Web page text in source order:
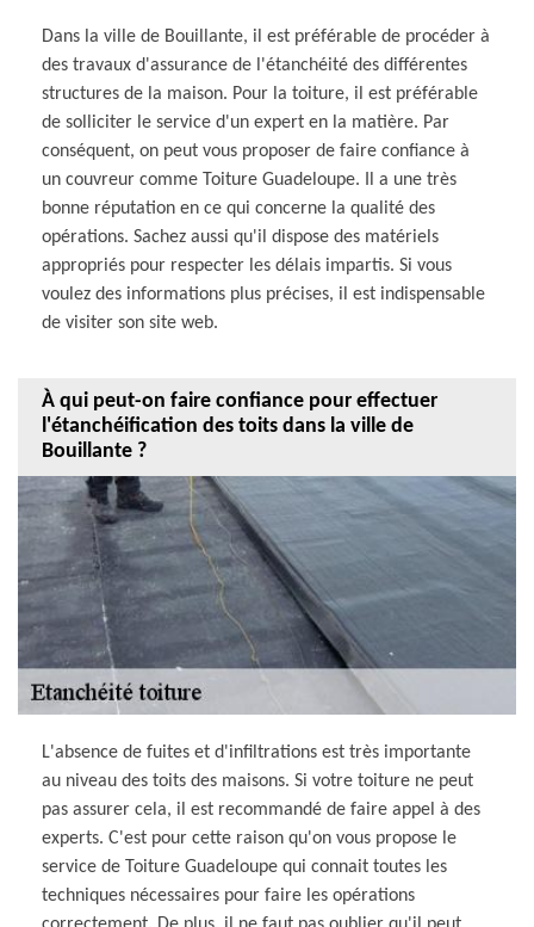
Dans la ville de Bouillante, il est préférable de procéder à
des travaux d'assurance de l'étanchéité des différentes
structures de la maison. Pour la toiture, il est préférable
de solliciter le service d'un expert en la matière. Par
conséquent, on peut vous proposer de faire confiance à
un couvreur comme Toiture Guadeloupe. Il a une très
bonne réputation en ce qui concerne la qualité des
opérations. Sachez aussi qu'il dispose des matériels
appropriés pour respecter les délais impartis. Si vous
voulez des informations plus précises, il est indispensable
de visiter son site web.
À qui peut-on faire confiance pour effectuer
l'étanchéification des toits dans la ville de
Bouillante ?
L'absence de fuites et d'infiltrations est très importante
au niveau des toits des maisons. Si votre toiture ne peut
pas assurer cela, il est recommandé de faire appel à des
experts. C'est pour cette raison qu'on vous propose le
service de Toiture Guadeloupe qui connait toutes les
techniques nécessaires pour faire les opérations